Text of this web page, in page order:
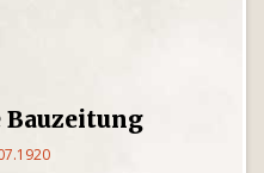
Bauzeitung